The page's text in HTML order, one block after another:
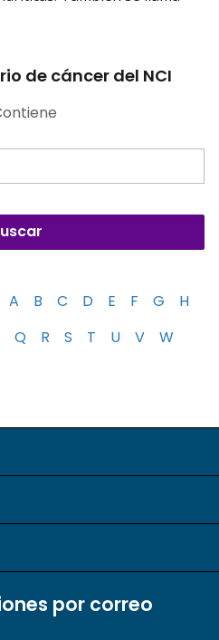
de cáncer del NCI
A B C D E F G
H
Q R S T U V
W
por correo